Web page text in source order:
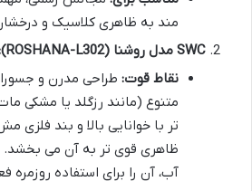
مند به ظاهری کلاسیک و
SWC مدل روشنا (ROSHANA-L302):
نقاط قوت: طراحی مدرن و
متنوع (مانند رزگلد یا مشکی
تر با خوانایی بالا و بند فلزی
آب، آن را برای استفاده